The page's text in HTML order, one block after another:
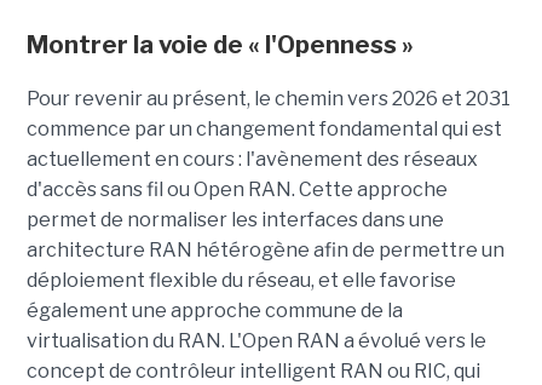
Montrer la voie de « l'Openness »
Pour revenir au présent, le chemin vers 2026 et 2031
commence par un changement fondamental qui est
actuellement en cours : l'avènement des réseaux
d'accès sans fil ou Open RAN. Cette approche
permet de normaliser les interfaces dans une
architecture RAN hétérogène afin de permettre un
déploiement flexible du réseau, et elle favorise
également une approche commune de la
virtualisation du RAN. L'Open RAN a évolué vers le
concept de contrôleur intelligent RAN ou RIC, qui